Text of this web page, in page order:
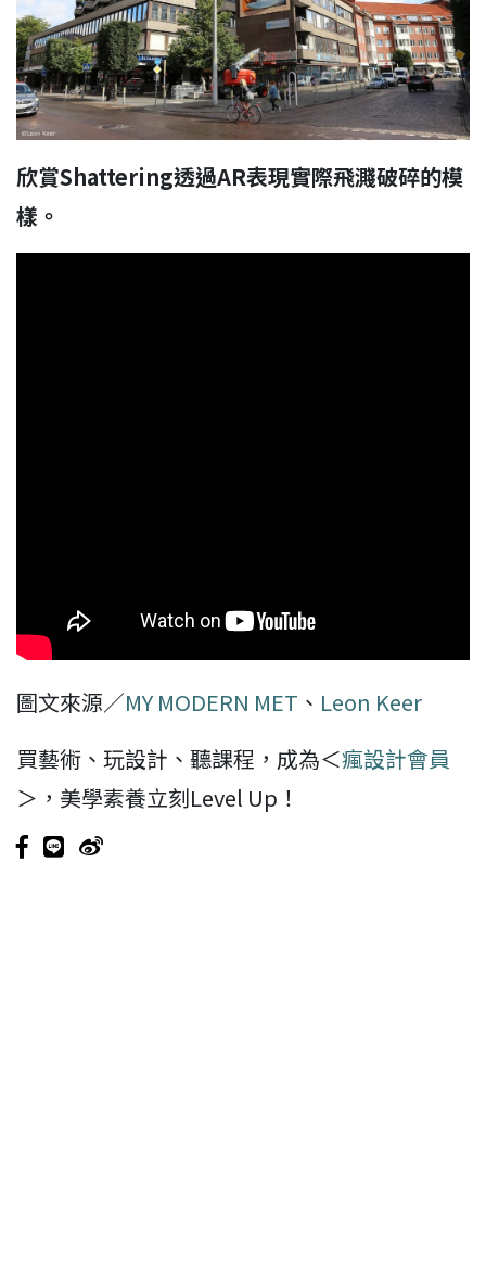
欣賞Shattering透過AR表現實際飛濺破碎的模
樣。
圖文來源／MY MODERN MET 、 Leon Keer
買藝術、玩設計、聽課程，成為＜瘋設計會員
＞，美學素養立刻Level Up！